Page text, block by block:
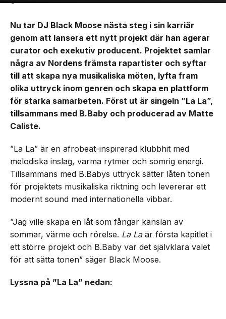
Nu tar DJ Black Moose nästa steg i sin karriär
genom att lansera ett nytt projekt där han agerar
curator och exekutiv producent. Projektet samlar
några av Nordens främsta rapartister och syftar
till att skapa nya musikaliska möten, lyfta fram
olika uttryck inom genren och skapa en plattform
för starka samarbeten. Först ut är singeln ”La La”,
tillsammans med B.Baby och producerad av Matte
Caliste.
”La La” är en afrobeat-inspirerad klubbhit med
melodiska inslag, varma rytmer och somrig energi.
Tillsammans med B.Babys uttryck sätter låten tonen
för projektets musikaliska riktning och levererar ett
modernt sound med internationella vibbar.
”Jag ville skapa en låt som fångar känslan av
sommar, värme och rörelse. La Laär första kapitlet i
ett större projekt och B.Baby var det självklara valet
för att sätta tonen” säger Black Moose.
Lyssna på ”La La” nedan: